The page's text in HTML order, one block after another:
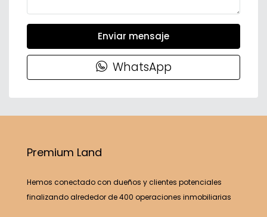
Enviar mensaje
WhatsApp
Premium Land
Hemos conectado con dueños y clientes potenciales
finalizando alrededor de 400 operaciones inmobiliarias